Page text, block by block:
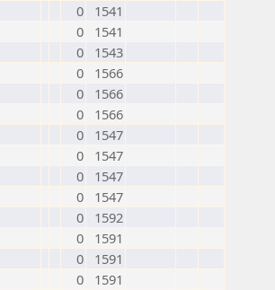
0
1541
0
1541
0
1543
0
1566
0
1566
0
1566
0
1547
0
1547
0
1547
0
1547
0
1592
0
1591
0
1591
0
1591